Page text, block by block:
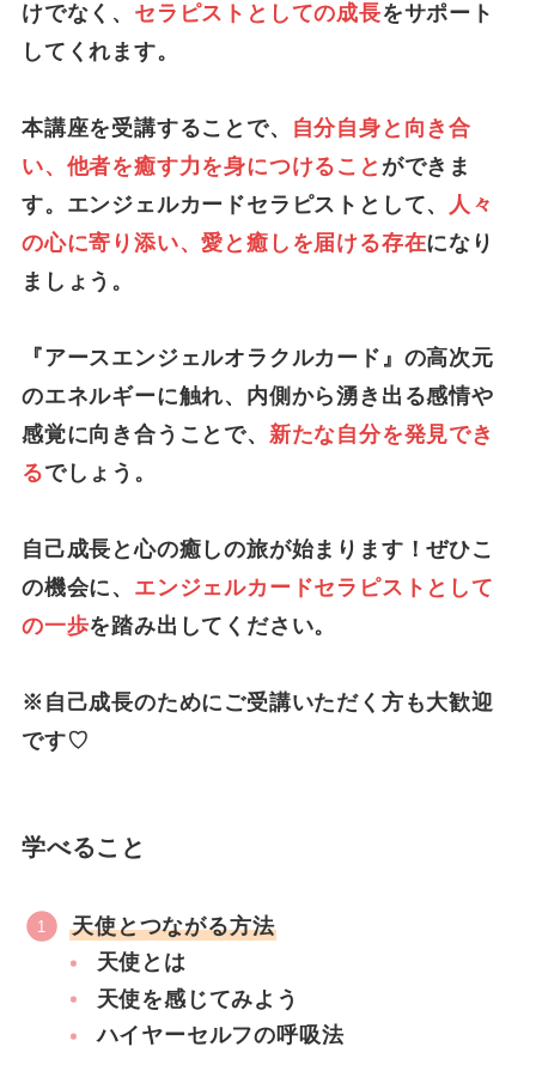
けでなく、 セラピストとしての成長をサポート
してくれます。
本講座を受講することで、
自分自身と向き合
い、他者を癒す力を身につけること ができま
す。エンジェルカードセラピストとして、 人々
の心に寄り添い、愛と癒しを届ける存在になり
ましょう。
『アースエンジェルオラクルカード』の高次元
のエネルギーに触れ、内側から湧き出る感情や
感覚に向き合うことで、 新たな自分を発見でき
るでしょう。
自己成長と心の癒しの旅が始まります！ぜひこ
の機会に、 エンジェルカードセラピストとして
の一歩を踏み出してください。
※自己成長のためにご受講いただく方も大歓迎
です♡
学べること
天使とつながる方法
天使とは
天使を感じてみよう
ハイヤーセルフの呼吸法